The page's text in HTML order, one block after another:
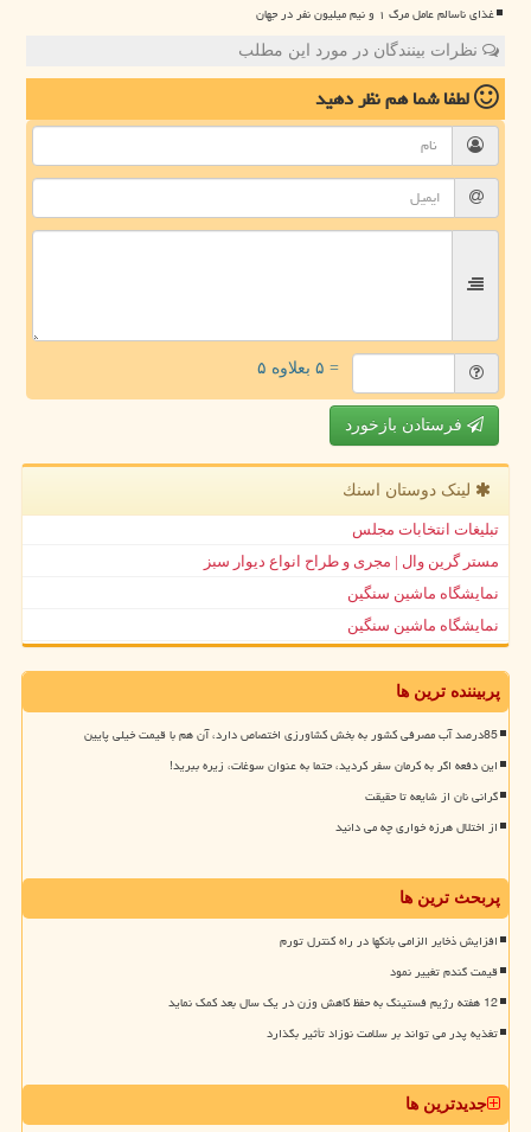
غذای ناسالم عامل مرگ ۱ و نیم میلیون نفر در جهان
نظرات بینندگان در مورد این مطلب
لطفا شما همنظر دهید
= ۵ بعلاوه ۵
فرستادن بازخورد
لینک دوستان اسنك
تبلیغات انتخابات مجلس
مستر گرین وال | مجری و طراح انواع دیوار سبز
نمایشگاه ماشین سنگین
نمایشگاه ماشین سنگین
پربیننده ترین ها
85درصد آب مصرفی کشور به بخش کشاورزی اختصاص دارد، آن هم با قیمت خیلی پایین
این دفعه اگر به کرمان سفر کردید، حتما به عنوان سوغات، زیره ببرید!
گرانی نان از شایعه تا حقیقت
از اختلال هرزه خواری چه می دانید
پربحث ترین ها
افزایش ذخایر الزامی بانکها در راه کنترل تورم
قیمت گندم تغییر نمود
12 هفته رژیم فستینگ به حفظ کاهش وزن در یک سال بعد کمک نماید
تغذیه پدر می تواند بر سلامت نوزاد تأثیر بگذارد
جدیدترین ها